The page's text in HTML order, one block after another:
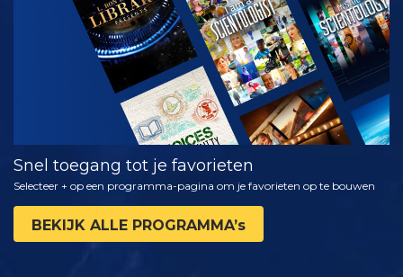
SERIE
Snel toegang tot je favorieten
Selecteer + op een programma-pagina om je favorieten op te bouwen
BEKIJK ALLE PROGRAMMA’s